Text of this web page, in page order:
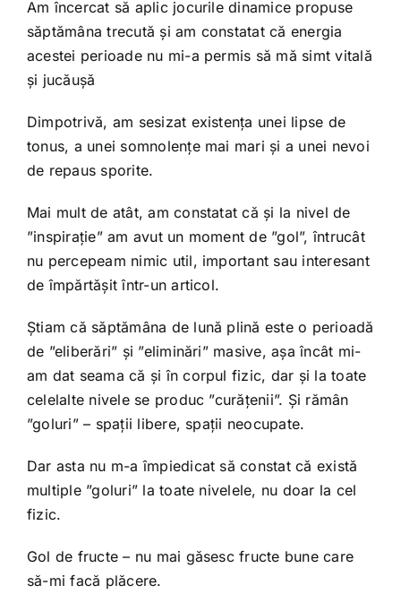
Shop
Tratamente naturale
Iubim fructele
Am încercat să aplic jocurile dinamice propuse
săptămâna trecută și am constatat că energia
acestei perioade nu mi-a permis să mă simt vitală
și jucăușă
Dimpotrivă, am sesizat existența unei lipse de
tonus, a unei somnolențe mai mari și a unei nevoi
de repaus sporite.
Mai mult de atât, am constatat că și la nivel de
”inspirație” am avut un moment de ”gol”, întrucât
nu percepeam nimic util, important sau interesant
de împărtășit într-un articol.
Știam că săptămâna de lună plină este o perioadă
de ”eliberări” și ”eliminări” masive, așa încât mi-
am dat seama că și în corpul fizic, dar și la toate
celelalte nivele se produc ”curățenii”. Și rămân
”goluri” – spații libere, spații neocupate.
Dar asta nu m-a împiedicat să constat că există
multiple ”goluri” la toate nivelele, nu doar la cel
fizic.
Gol de fructe – nu mai găsesc fructe bune care
să-mi facă plăcere.